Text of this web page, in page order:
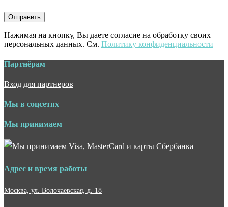
Нажимая на кнопку, Вы даете согласие на обработку своих
персональных данных. См. Политику конфиденциальности
Партнёрам
Вход для партнеров
Мы в соцсетях
Мы принимаем
Адрес и время работы
Москва, ул. Волочаевская, д. 18